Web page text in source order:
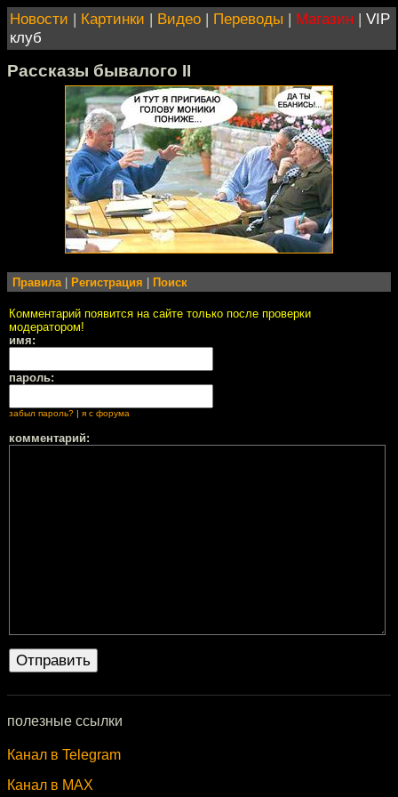
Новости | Картинки | Видео | Переводы | Магазин | VIP
клуб
Рассказы бывалого II
Правила Регистрация Поиск
Комментарий появится на сайте только после проверки
модератором!
имя:
пароль:
забыл пароль? | я с форума
комментарий:
полезные ссылки
Канал в Telegram
Канал в MAX